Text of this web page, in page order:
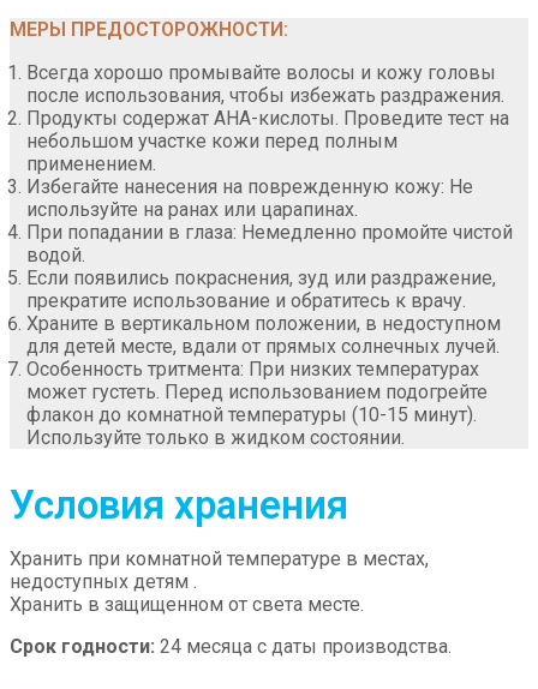
МЕРЫ ПРЕДОСТОРОЖНОСТИ:
Всегда хорошо промывайте волосы и кожу головы
после использования, чтобы избежать раздражения.
Продукты содержат AHA-кислоты. Проведите тест на
небольшом участке кожи перед полным
применением.
Избегайте нанесения на поврежденную кожу: Не
используйте на ранах или царапинах.
При попадании в глаза: Немедленно промойте чистой
водой.
Если появились покраснения, зуд или раздражение,
прекратите использование и обратитесь к врачу.
Храните в вертикальном положении, в недоступном
для детей месте, вдали от прямых солнечных лучей.
Особенность тритмента: При низких температурах
может густеть. Перед использованием подогрейте
флакон до комнатной температуры (10-15 минут).
Используйте только в жидком состоянии.
Условия хранения
Хранить при комнатной температуре в местах,
недоступных детям .
Хранить в защищенном от света месте.
Срок годности: 24 месяца с даты производства.